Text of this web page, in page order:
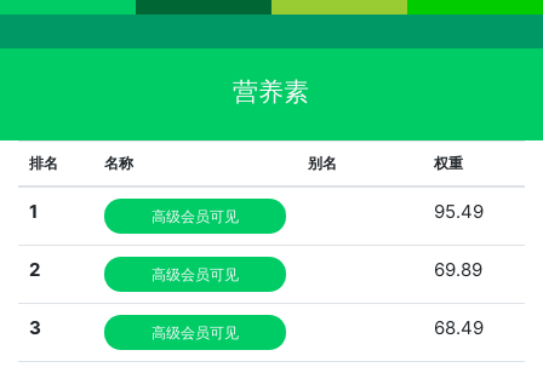
营养素
排名 名称 别名 权重
1 高级会员可见 95.49
2 高级会员可见 69.89
3 高级会员可见 68.49